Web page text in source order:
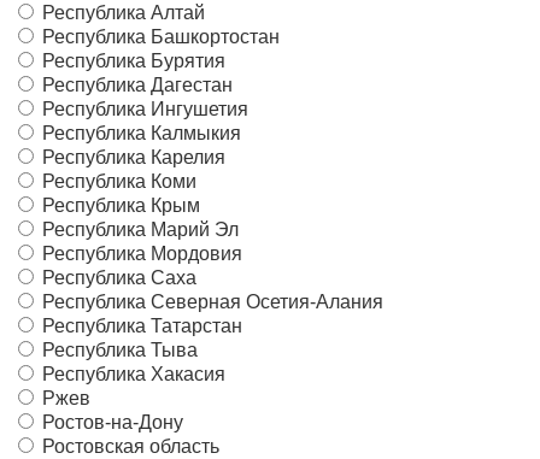
Республика Алтай
Республика Башкортостан
Республика Бурятия
Республика Дагестан
Республика Ингушетия
Республика Калмыкия
Республика Карелия
Республика Коми
Республика Крым
Республика Марий Эл
Республика Мордовия
Республика Саха
Республика Северная Осетия-Алания
Республика Татарстан
Республика Тыва
Республика Хакасия
Ржев
Ростов-на-Дону
Ростовская область